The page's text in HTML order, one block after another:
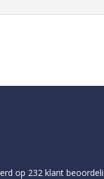
op 232 klant